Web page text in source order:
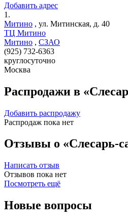
Добавить адрес
1.
Митино , ул. Митинская, д. 40
ТЦ Митино
Митино , СЗАО
(925) 732-6363
круглосуточно
Москва
Распродажи в
Добавить распродажу
Распродаж пока нет
Отзывы о «Слесарь-
Написать отзыв
Отзывов пока нет
Посмотреть ещё
Новые вопросы